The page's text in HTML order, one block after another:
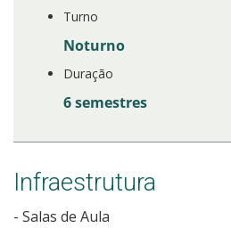
Turno
Noturno
Duração
6 semestres
Infraestrutura
- Salas de Aula